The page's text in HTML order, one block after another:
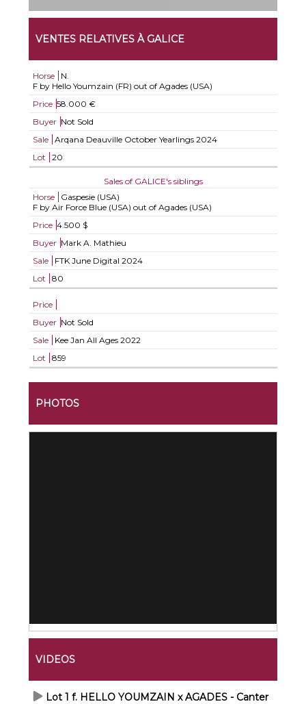
VENTES RELATIVES À GALICE
Horse
N.
F by Hello Youmzain (FR) out of Agades (USA)
Price 58.000 €
Buyer Not Sold
Sale
Arqana Deauville October Yearlings 2024
Lot
20
Sales of GALICE's siblings
Horse
Gaspesie (USA)
F by Air Force Blue (USA) out of Agades (USA)
Price 4.500 $
Buyer Mark A. Mathieu
Sale
FTK June Digital 2024
Lot
80
Price
Buyer Not Sold
Sale
Kee Jan All Ages 2022
Lot
859
PHOTOS
VIDEOS
Lot 1 f. HELLO YOUMZAIN x AGADES - Canter